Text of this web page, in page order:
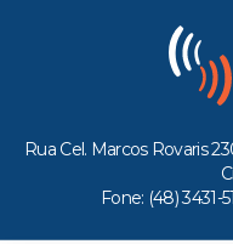
Rua Cel. Marcos Rovaris
Fone: (48) 3431-